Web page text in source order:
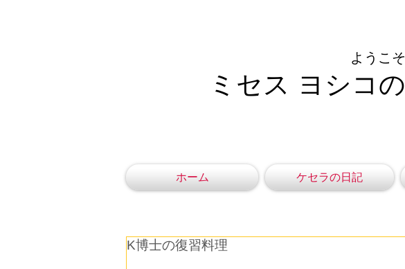
ようこそ
ミセス ヨシコの
ホーム ケセラの日記
K博士の復習料理